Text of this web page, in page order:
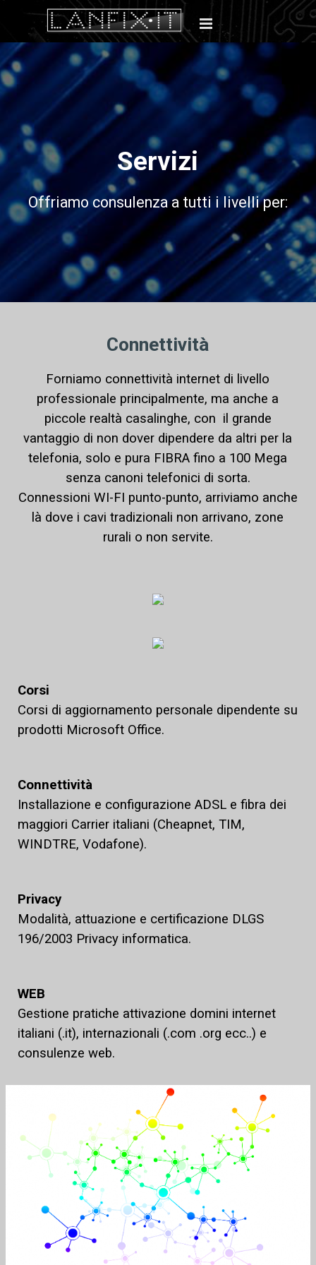
Servizi
Offriamo consulenza a tutti i livelli per:
Connettività
Forniamo connettività internet di livello
professionale principalmente, ma anche a
piccole realtà casalinghe, con il grande
vantaggio di non dover dipendere da altri per la
telefonia, solo e pura FIBRA fino a 100 Mega
senza canoni telefonici di sorta.
Connessioni WI-FI punto-punto, arriviamo anche
là dove i cavi tradizionali non arrivano, zone
rurali o non servite.
Corsi
Corsi di aggiornamento personale dipendente su
prodotti Microsoft Office.
Connettività
Installazione e configurazione ADSL e fibra dei
maggiori Carrier italiani (Cheapnet, TIM,
WINDTRE, Vodafone).
Privacy
Modalità, attuazione e certificazione DLGS
196/2003 Privacy informatica.
WEB
Gestione pratiche attivazione domini internet
italiani (.it), internazionali (.com .org ecc..) e
consulenze web.